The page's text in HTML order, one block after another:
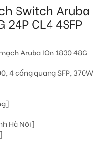
Switch Aruba
CL4 4SFP
Aruba IOn 1830 48G
4 cổng quang SFP, 370W
Hà Nội]